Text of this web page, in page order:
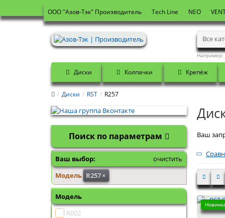
OOO "Азов-Тэк" Производитель Tech Line NEO
Все
Например:
Диски Колпачки Крепёж
Диски RST R257
Поиск по параметрам
Ваш выбор:
очистить
Модель R257×
Модель
R002
Ваш